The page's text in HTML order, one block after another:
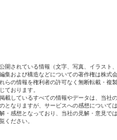
開されている情報（文字、写真、イラスト
集および構造などについての著作権は株式
らの情報を権利者の許可なく無断転載・複
ております。
載しているすべての情報やデータは、当社
となりますが、サービスへの感想について
・感想となっており、当社の見解・意見で
ください。